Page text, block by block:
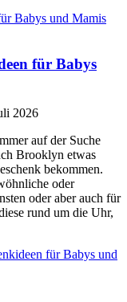
für Babys
2026
auf der Suche
Brooklyn etwas
bekommen.
oder
oder aber auch für
rund um die Uhr,
für Babys und